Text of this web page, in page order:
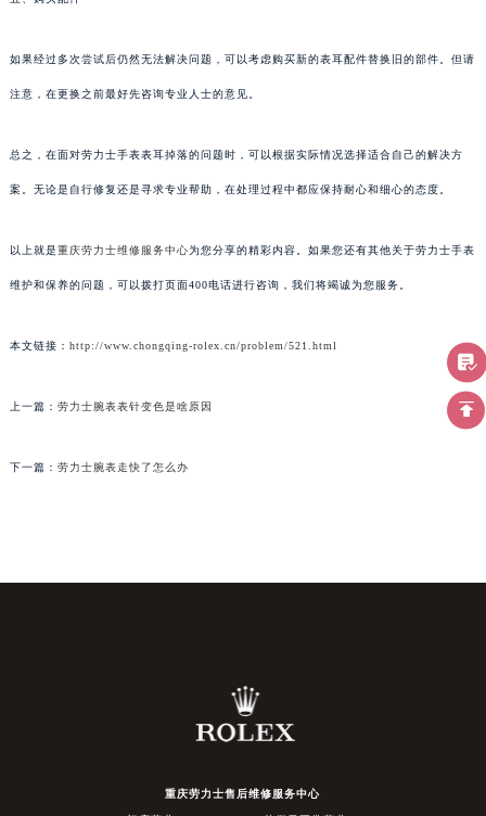
如果经过多次尝试后仍然无法解决问题，可以考虑购买新的表耳配件替换旧的部件。但请
注意，在更换之前最好先咨询专业人士的意见。
总之，在面对劳力士手表表耳掉落的问题时，可以根据实际情况选择适合自己的解决方
案。无论是自行修复还是寻求专业帮助，在处理过程中都应保持耐心和细心的态度。
以上就是重庆劳力士维修服务中心为您分享的精彩内容。如果您还有其他关于劳力士手表
维护和保养的问题，可以拨打页面400电话进行咨询，我们将竭诚为您服务。
本文链接： http://www.chongqing-rolex.cn/problem/521.html
上一篇： 劳力士腕表表针变色是啥原因
下一篇： 劳力士腕表走快了怎么办
重庆劳力士售后维修服务中心